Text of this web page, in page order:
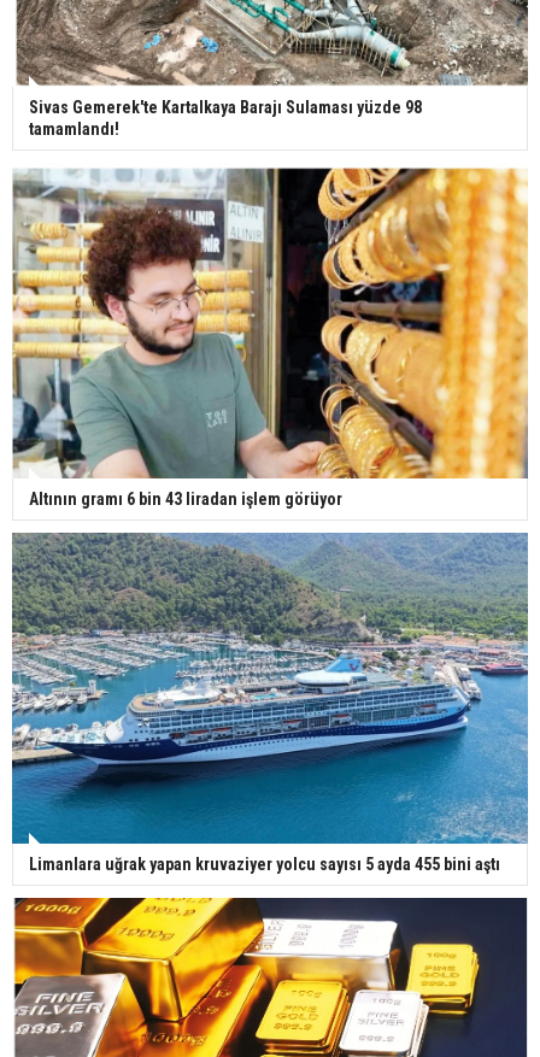
Ünlü türkücü Mahmut Tuncer estetik operasyon
geçirdi: Son hali gündem oldu
Yerli turist 229,7 milyar lira seyahat harcaması
yaptı
Gazze'deki Sağlık Bakanlığı duyurdu: Vahşetin
pençesinde 2 salgın vaka tespit edildi
Sivas Gemerek'te Kartalkaya Barajı Sulaması yüzde 98
tamamlandı!
Altının gramı 6 bin 43 liradan işlem görüyor
Limanlara uğrak yapan kruvaziyer yolcu sayısı 5 ayda 455 bini aştı